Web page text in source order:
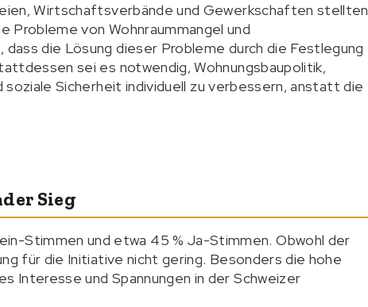
Wirtschaftsverbände und Gewerkschaften stellten
Probleme von Wohnraummangel und
die Lösung dieser Probleme durch die Festlegung
sei es notwendig, Wohnungsbaupolitik,
Sicherheit individuell zu verbessern, anstatt die
Sieg
Stimmen und etwa 45 % Ja-Stimmen. Obwohl der
für die Initiative nicht gering. Besonders die hohe
Interesse und Spannungen in der Schweizer